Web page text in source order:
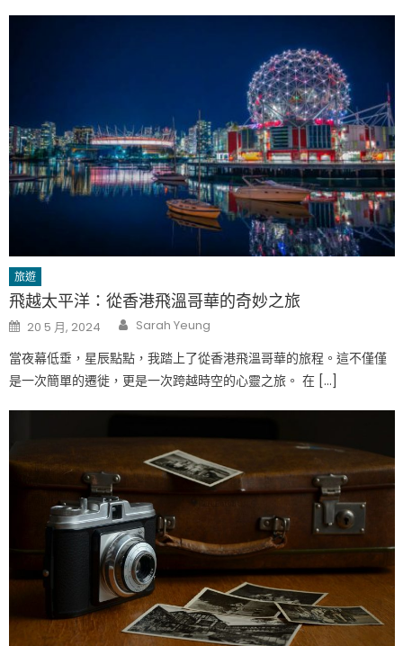
旅遊
飛越太平洋：從香港飛溫哥華的奇妙之旅
Posted
on
20 5 月, 2024 Author
Sarah Yeung
當夜幕低垂，星辰點點，我踏上了從香港飛溫哥華的旅程。這不僅僅
是一次簡單的遷徙，更是一次跨越時空的心靈之旅。 在 […]